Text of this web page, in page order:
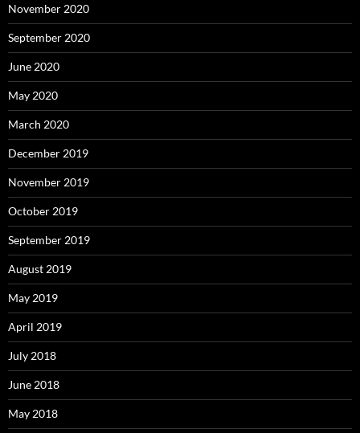
November 2020
September 2020
June 2020
May 2020
March 2020
December 2019
November 2019
October 2019
September 2019
August 2019
May 2019
April 2019
July 2018
June 2018
May 2018